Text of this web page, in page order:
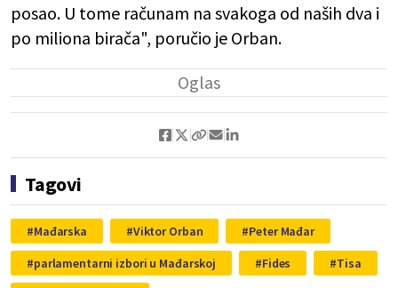
posao. U tome računam na svakoga od naših dva i
po miliona birača", poručio je Orban.
Tagovi
Mađarska Viktor Orban
Peter Mađar
parlamentarni izbori u Mađarskoj
Fides
Tisa